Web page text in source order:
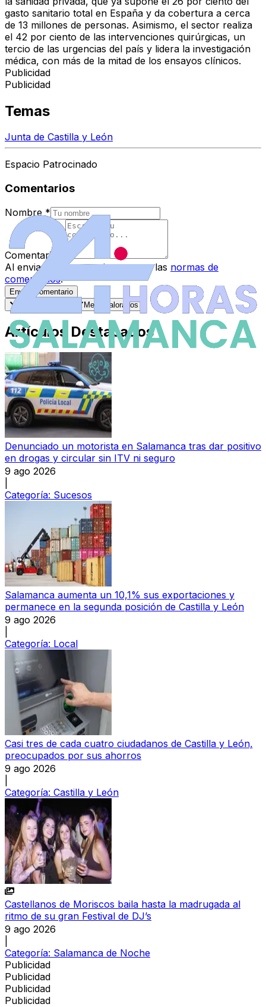
gasto sanitario total en España y da cobertura a cerca
de 13 millones de personas. Asimismo, el sector realiza
el 42 por ciento de las intervenciones quirúrgicas, un
tercio de las urgencias del país y lidera la investigación
médica, con más de la mitad de los ensayos clínicos.
Publicidad
Publicidad
Temas
Junta de Castilla y León
Espacio Patrocinado
Comentarios
Nombre *
Comentario
Al enviar tu comentario, aceptas las normas de
comentarios.
Enviar Comentario
Mejor valorados
Artículos Destacados
Denunciado un motorista en Salamanca tras dar positivo
en drogas y circular sin ITV ni seguro
9 ago 2026
Categoría: Sucesos
Salamanca aumenta un 10,1% sus exportaciones y
permanece en la segunda posición de Castilla y León
9 ago 2026
Categoría: Local
Casi tres de cada cuatro ciudadanos de Castilla y León,
preocupados por sus ahorros
9 ago 2026
Categoría: Castilla y León
Castellanos de Moriscos baila hasta la madrugada al
ritmo de su gran Festival de DJ’s
9 ago 2026
Categoría: Salamanca de Noche
Publicidad
Publicidad
Publicidad
Publicidad